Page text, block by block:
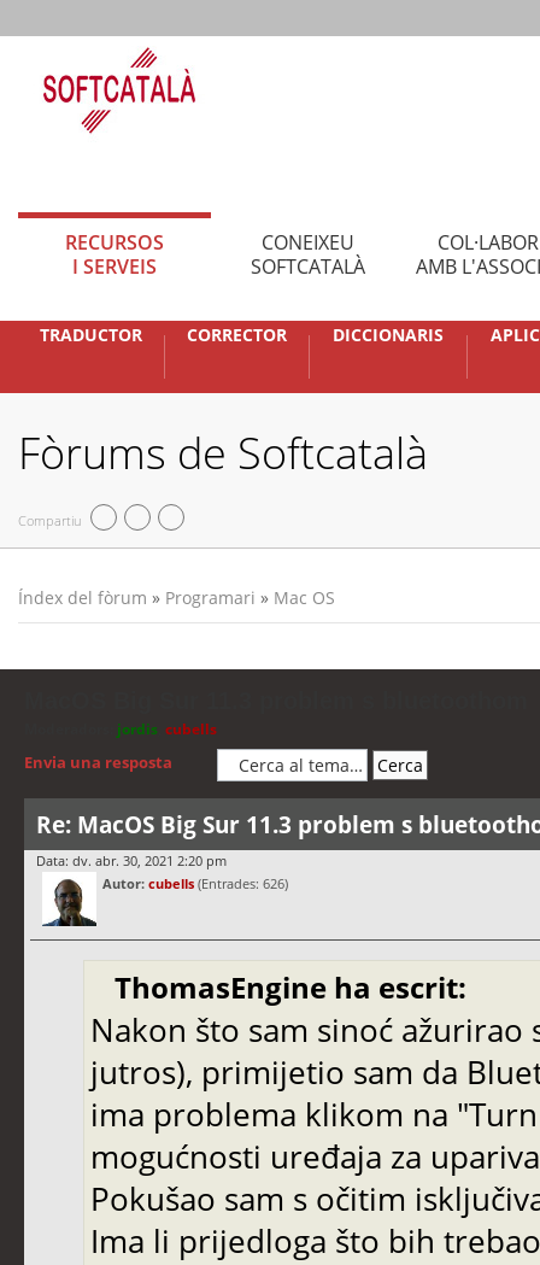
RECURSOS
I SERVEIS
CONEIXEU
SOFTCATALÀ
AMB
TRADUCTOR CORRECTOR DICCIONARIS
Fòrums de Softcatalà
Compartiu
Índex del fòrum » Programari » Mac OS
jordis cubells
Envia una resposta
Re: MacOS Big Sur 11.3 problem s
Data: dv. abr. 30, 2021 2:20 pm
Autor: cubells (Entrades: 626)
ThomasEngine ha escrit:
Nakon što sam sinoć
jutros), primijetio sam da
ima problema klikom na
mogućnosti uređaja za
Pokušao sam s očitim
Ima li prijedloga što bih